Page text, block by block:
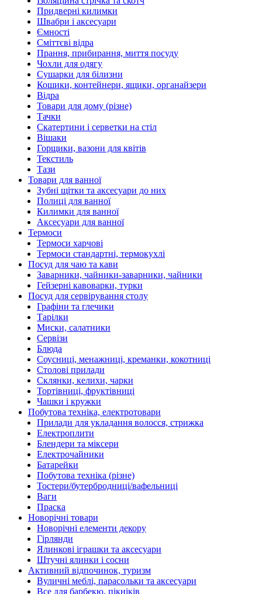
Придверні килимки
Швабри і аксесуари
Ємності
Сміттєві відра
Прання, прибирання, миття посуду
Чохли для одягу
Сушарки для білизни
Кошики, контейнери, ящики, органайзери
Відра
Товари для дому (різне)
Тачки
Скатертини і серветки на стіл
Вішаки
Горщики, вазони для квітів
Текстиль
Тази
Товари для ванної
Зубні щітки та аксесуари до них
Полиці для ванної
Килимки для ванної
Аксесуари для ванної
Термоси
Термоси харчові
Термоси стандартні, термокухлі
Посуд для чаю та кави
Заварники, чайники-заварники, чайники
Гейзерні кавоварки, турки
Посуд для сервірування столу
Графіни та глечики
Тарілки
Миски, салатники
Сервізи
Блюда
Соусниці, менажниці, креманки, кокотниці
Столові прилади
Склянки, келихи, чарки
Тортівниці, фруктівниці
Чашки і кружки
Побутова техніка, електротовари
Прилади для укладання волосся, стрижка
Електроплити
Блендери та міксери
Електрочайники
Батарейки
Побутова техніка (різне)
Тостери/бутербродниці/вафельниці
Ваги
Праска
Новорічні товари
Новорічні елементи декору
Гірлянди
Ялинкові іграшки та аксесуари
Штучні ялинки і сосни
Активний відпочинок, туризм
Вуличні меблі, парасольки та аксесуари
Все для барбекю, пікніків